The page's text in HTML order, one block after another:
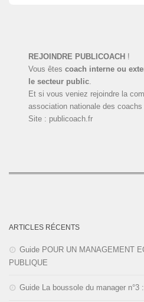
REJOINDRE PUBLICOACH !
Vous êtescoach interne ou
le secteur public.
Et si vous veniez rejoindre la
association nationale des
Site : publicoach.fr
ARTICLES RÉCENTS
Guide POUR UN MANAGEMENT
PUBLIQUE
Guide La boussole du manager